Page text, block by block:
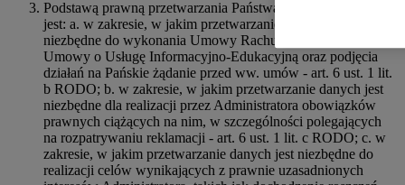
Podstawą prawną przetwarzania Państwa danych osobowych
jest: a. w zakresie, w jakim przetwarzanie danych jest
niezbędne do wykonania Umowy Rachunku Demo lub
Umowy o Usługę Informacyjno-Edukacyjną oraz podjęcia
działań na Pańskie żądanie przed ww. umów - art. 6 ust. 1 lit.
b RODO; b. w zakresie, w jakim przetwarzanie danych jest
niezbędne dla realizacji przez Administratora obowiązków
prawnych ciążących na nim, w szczególności polegających
na rozpatrywaniu reklamacji - art. 6 ust. 1 lit. c RODO; c. w
zakresie, w jakim przetwarzanie danych jest niezbędne do
realizacji celów wynikających z prawnie uzasadnionych